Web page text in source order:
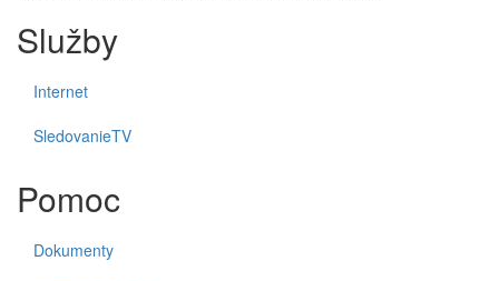
Služby
Internet
SledovanieTV
Pomoc
Dokumenty